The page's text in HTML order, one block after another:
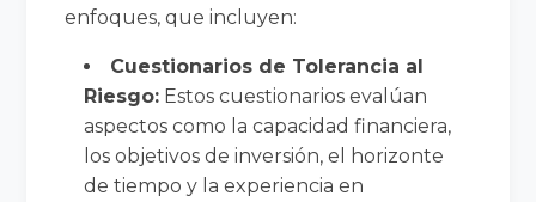
enfoques, que incluyen:
Cuestionarios de Tolerancia al
Riesgo: Estos cuestionarios evalúan
aspectos como la capacidad financiera,
los objetivos de inversión, el horizonte
de tiempo y la experiencia en